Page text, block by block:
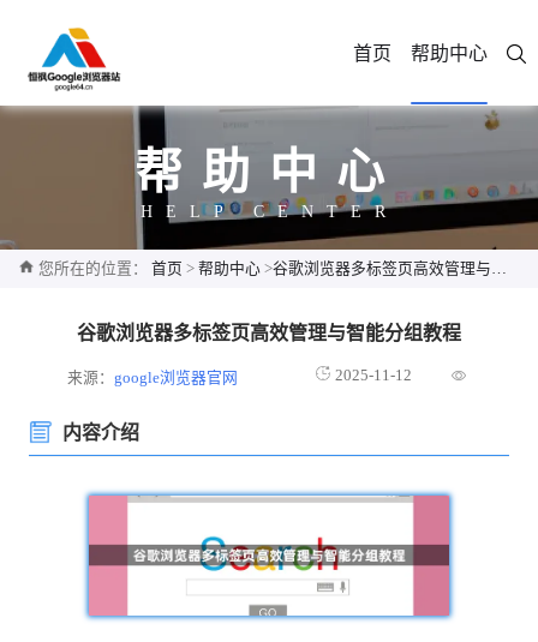
首页 帮助中心
帮助中心
HELP CENTER
您所在的位置： 首页 > 帮助中心 >谷歌浏览器多标签页高效管理与智能分组教程
谷歌浏览器多标签页高效管理与智能分组教程
来源：google浏览器官网 2025-11-12
内容介绍